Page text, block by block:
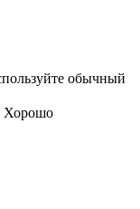
обычный
Хорошо